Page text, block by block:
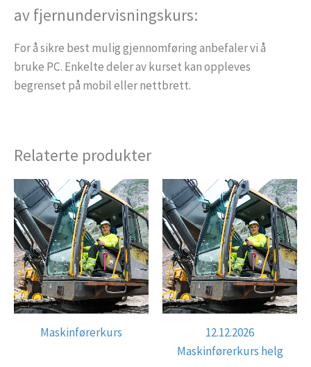
av fjernundervisningskurs:
For å sikre best mulig gjennomføring anbefaler vi å
bruke PC. Enkelte deler av kurset kan oppleves
begrenset på mobil eller nettbrett.
Relaterte produkter
Maskinførerkurs
12.12.2026
Maskinførerkurs helg